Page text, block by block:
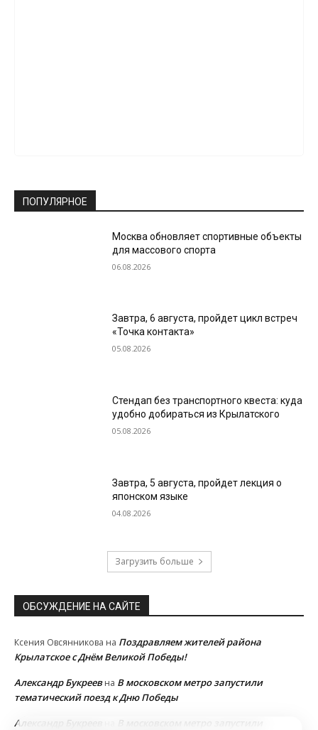
ПОПУЛЯРНОЕ
Москва обновляет спортивные объекты
для массового спорта
06.08.2026
Завтра, 6 августа, пройдет цикл встреч
«Точка контакта»
05.08.2026
Стендап без транспортного квеста: куда
удобно добираться из Крылатского
05.08.2026
Завтра, 5 августа, пройдет лекция о
японском языке
04.08.2026
Загрузить больше
ОБСУЖДЕНИЕ НА САЙТЕ
Ксения Овсянникова на Поздравляем жителей района
Крылатское с Днём Великой Победы!
Александр Букреевна В московском метро запустили
тематический поезд к Дню Победы
Александр Букреев
В московском метро запустили